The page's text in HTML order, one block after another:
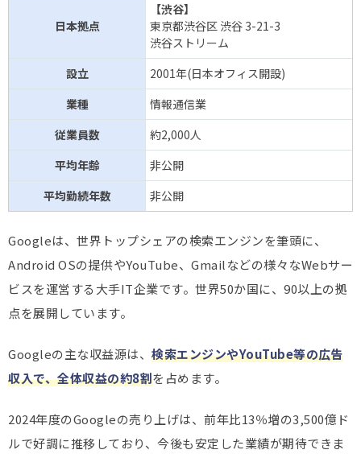
日本拠点
【渋谷】
東京都渋谷区 渋谷 3-21-3
渋谷ストリーム
設立
2001年(日本オフィス開設)
業種
情報通信業
従業員数
約2,000人
平均年齢
非公開
平均勤続年数
非公開
Googleは、世界トップシェアの検索エンジンを筆頭に、
Android OSの提供やYouTube、Gmailなどの様々なWebサー
ビスを運営する大手IT企業です。世界50か国に、90以上の拠
点を展開しています。
Googleの主な収益源は、 検索エンジンやYouTube等の広告
収入で、全体収益の約8割を占めます。
2024年度のGoogleの売り上げは、前年比13％増の3,500億ド
ルで好調に推移しており、今後も安定した業績が期待できま